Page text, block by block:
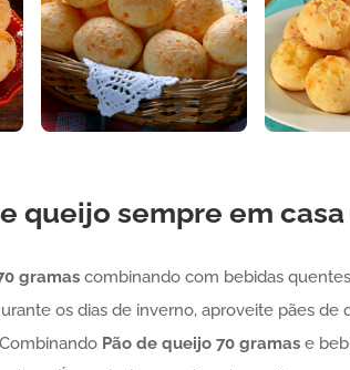
queijo sempre em
gramascombinando com bebidas
os dias de inverno, aproveite pães
Pão de queijo 70 gramase